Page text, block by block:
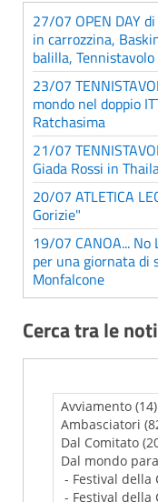
27/07 OPEN DAY
in carrozzina,
balilla, Tennistavolo
23/07
mondo nel doppio
Ratchasima
21/07
Giada Rossi in
20/07 ATLETICA
Gorizie"
19/07 CANOA...
per una giornata di
Monfalcone
Cerca tra le